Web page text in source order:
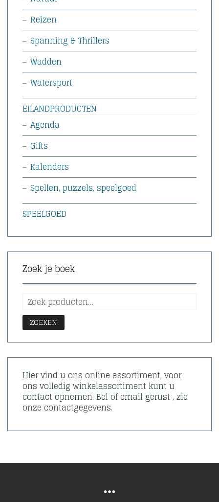
Reizen
Spanning & Thrillers
Wadden
Watersport
EILANDPRODUCTEN
Agenda
Gifts
Kalenders
Spellen, puzzels, speelgoed
SPEELGOED
Zoek je boek
ZOEKEN
Hier vind u ons online assortiment, voor
ons volledig winkelassortiment kunt u
contact opnemen. Bel of email gerust , zie
onze contactgegevens.